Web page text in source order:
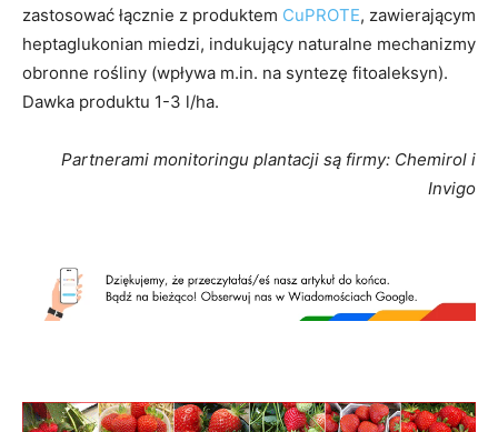
zastosować łącznie z produktem CuPROTE, zawierającym
heptaglukonian miedzi, indukujący naturalne mechanizmy
obronne rośliny (wpływa m.in. na syntezę fitoaleksyn).
Dawka produktu 1-3 l/ha.
Partnerami monitoringu plantacji są firmy: Chemirol i
Invigo